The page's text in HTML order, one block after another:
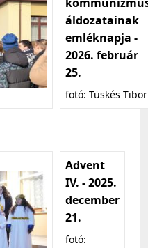
áldozatainak
emléknapja -
2026. február
25.
fotó: Tüskés Tibor
Advent
IV. - 2025.
december
21.
fotó: